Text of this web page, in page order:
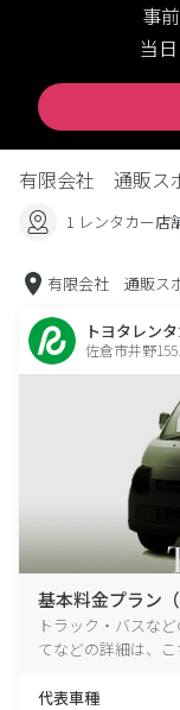
事
当
有限会社 通販ス
1 レンタカー店
有限会社 通販ス
トヨタレン
佐倉市井野
基本料金プラン（
トラック・バスな
てなどの詳細は、
代表車種